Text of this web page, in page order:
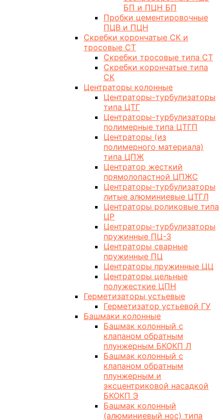
БП и ПЦН БП
Пробки цементировочные
ПЦВ и ПЦН
Скребки корончатые СК и
тросовые СТ
Скребки тросовые типа СТ
Скребки корончатые типа
СК
Центраторы колонные
Центраторы-турбулизаторы
типа ЦТГ
Центраторы-турбулизаторы
полимерные типа ЦТГП
Центраторы (из
полимерного материала)
типа ЦПЖ
Центратор жесткий
прямолопастной ЦПЖС
Центраторы-турбулизаторы
литые алюминиевые ЦТГЛ
Центраторы роликовые типа
ЦР
Центраторы-турбулизаторы
пружинные ПЦ-3
Центраторы сварные
пружинные ПЦ
Центраторы пружинные ЦЦ
Центраторы цельные
полужесткие ЦПН
Герметизаторы устьевые
Герметизатор устьевой ГУ
Башмаки колонные
Башмак колонный с
клапаном обратным
плунжерным БКОКП Л
Башмак колонный с
клапаном обратным
плунжерным и
эксцентриковой насадкой
БКОКП Э
Башмак колонный
(алюминиевый нос) типа